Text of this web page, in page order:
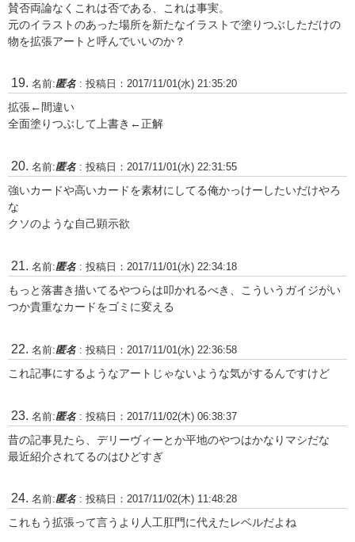
賛否両論なくこれは否である、これは事実。
元のイラストのあった場所を新たなイラストで塗りつぶしただけの
物を拡張アートと呼んでいいのか？
名前:匿名 : 投稿日：2017/11/01(水) 21:35:20
拡張←間違い
全面塗りつぶして上書き←正解
名前:匿名 : 投稿日：2017/11/01(水) 22:31:55
強いカードや高いカードを素材にしてる俺かっけーしたいだけやろ
な
クソのような自己顕示欲
名前:匿名 : 投稿日：2017/11/01(水) 22:34:18
もっと落書き描いてるやつらは叩かれるべき、こういうガイジがい
つか貴重なカードをゴミに変える
名前:匿名 : 投稿日：2017/11/01(水) 22:36:58
これ記事にするようなアートじゃないような気がするんですけど
名前:匿名 : 投稿日：2017/11/02(木) 06:38:37
昔の記事見たら、デリーヴィーとか平地のやつはかなりマシだな
最近紹介されてるのはひどすぎ
名前:匿名 : 投稿日：2017/11/02(木) 11:48:28
これもう拡張って言うより人工肛門に代えたレベルだよね